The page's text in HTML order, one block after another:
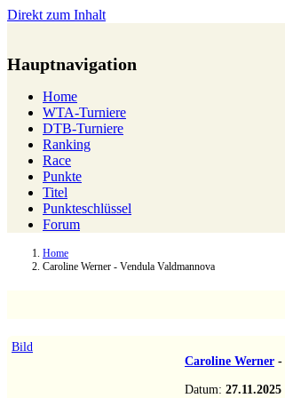
Direkt zum Inhalt
Hauptnavigation
Home
WTA-Turniere
DTB-Turniere
Ranking
Race
Punkte
Titel
Punkteschlüssel
Forum
Home
Caroline Werner - Vendula Valdmannova
Bild
Caroline Werner -
Datum: 27.11.2025